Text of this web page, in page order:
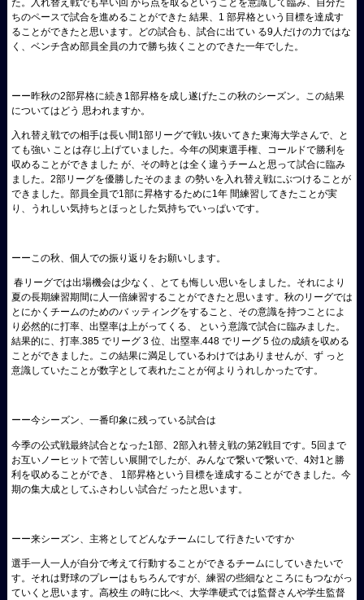
た。入れ替え戦でも早い回 から点を取るということを意識して臨み、自分た
ちのペースで試合を進めることができた 結果、1 部昇格という目標を達成す
ることができたと思います。どの試合も、試合に出てい る9人だけの力ではな
く、ベンチ含め部員全員の力で勝ち抜くことのできた一年でした。
ーー昨秋の2部昇格に続き1部昇格を成し遂げたこの秋のシーズン。この結果
についてはどう 思われますか。
入れ替え戦での相手は長い間1部リーグで戦い抜いてきた東海大学さんで、と
ても強い ことは存じ上げていました。今年の関東選手権、コールドで勝利を
収めることができました が、その時とは全く違うチームと思って試合に臨み
ました。2部リーグを優勝したそのまま の勢いを入れ替え戦にぶつけることが
できました。部員全員で1部に昇格するために1年 間練習してきたことが実
り、うれしい気持ちとほっとした気持ちでいっぱいです。
ーーこの秋、個人での振り返りをお願いします。
春リーグでは出場機会は少なく、とても悔しい思いをしました。それにより
夏の長期練習期間に人一倍練習することができたと思います。秋のリーグでは
とにかくチームのためのバ ッティングをすること、その意識を持つことによ
り必然的に打率、出塁率は上がってくる、 という意識で試合に臨みました。
結果的に、打率.385 でリーグ 3 位、出塁率.448 でリーグ 5 位の成績を収める
ことができました。この結果に満足しているわけではありませんが、ず っと
意識していたことが数字として表れたことが何よりうれしかったです。
ーー今シーズン、一番印象に残っている試合は
今季の公式戦最終試合となった1部、2部入れ替え戦の第2戦目です。5回まで
お互いノーヒットで苦しい展開でしたが、みんなで繋いで繋いで、4対1と勝
利を収めることができ、 1部昇格という目標を達成することができました。今
期の集大成としてふさわしい試合だ ったと思います。
ーー来シーズン、主将としてどんなチームにして行きたいですか
選手一人一人が自分で考えて行動することができるチームにしていきたいで
す。それは野球のプレーはもちろんですが、練習の些細なところにもつながっ
ていくと思います。高校生 の時に比べ、大学準硬式では監督さんや学生監督